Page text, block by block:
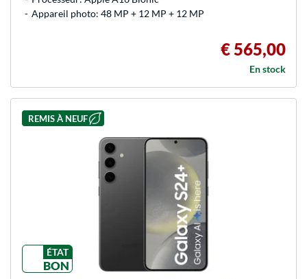
Appareil photo: 48 MP + 12 MP + 12 MP
€ 565,00
En stock
REMIS À NEUF
ÉTAT
BON